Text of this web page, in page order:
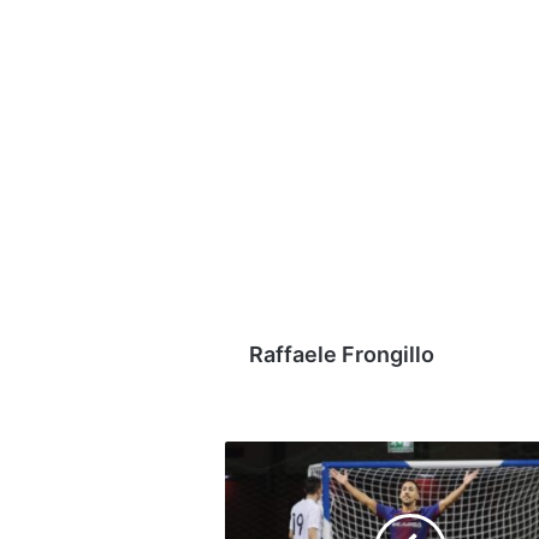
Raffaele Frongillo
Network-